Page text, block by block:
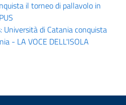
il torneo di pallavolo in
Università di Catania conquista
- LA VOCE DELL'ISOLA